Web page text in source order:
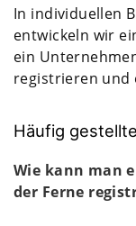
In individuellen
entwickeln wir
ein
registrieren und
Häufig
Wie kann man
der Ferne